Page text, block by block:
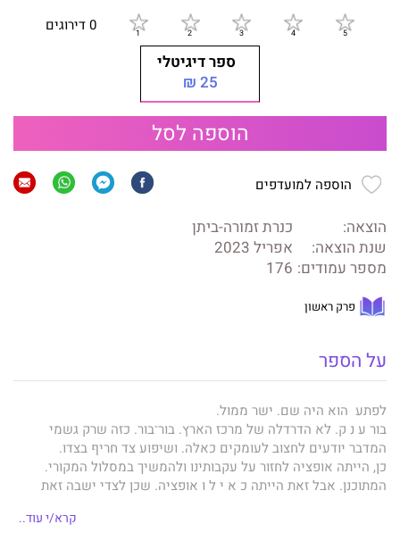
0 דירוגים
ספר דיגיטלי
25 ₪
הוספה לסל
הוספה למועדפים
הוצאה:
כנרת זמורה-ביתן
שנת הוצאה:
אפריל 2023
מספר עמודים: 176
פרק ראשון
על הספר
לפתע הוא היה שם. ישר ממול.
בור ע נ ק. לא הדרדלה של מרכז הארץ. בור־בור. כזה שרק גשמי
המדבר יודעים לחצוב לעומקים כאלה. ושיפוע צד חריף בצדו.
כן, הייתה אופציה לחזור על עקבותינו ולהמשיך במסלול המקורי.
המתוכנן. אבל זאת הייתה כ א י ל ו אופציה. שכן לצדי ישבה זאת
כ ו ל ל התגברות על בורות ענק במדבר, ואולי בגלל זה היא נשענה
קרא/י עוד..